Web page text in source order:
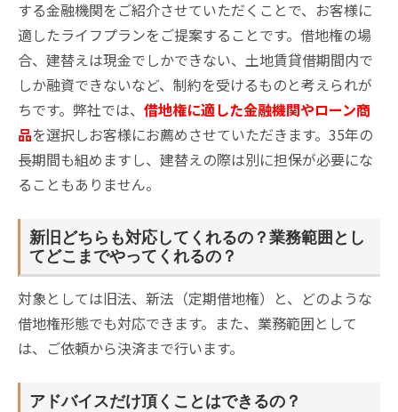
する金融機関をご紹介させていただくことで、お客様に
適したライフプランをご提案することです。借地権の場
合、建替えは現金でしかできない、土地賃貸借期間内で
しか融資できないなど、制約を受けるものと考えられが
ちです。弊社では、 借地権に適した金融機関やローン商
品を選択しお客様にお薦めさせていただきます。35年の
長期間も組めますし、建替えの際は別に担保が必要にな
ることもありません。
新旧どちらも対応してくれるの？業務範囲とし
てどこまでやってくれるの？
対象としては旧法、新法（定期借地権）と、どのような
借地権形態でも対応できます。また、業務範囲として
は、ご依頼から決済まで行います。
アドバイスだけ頂くことはできるの？